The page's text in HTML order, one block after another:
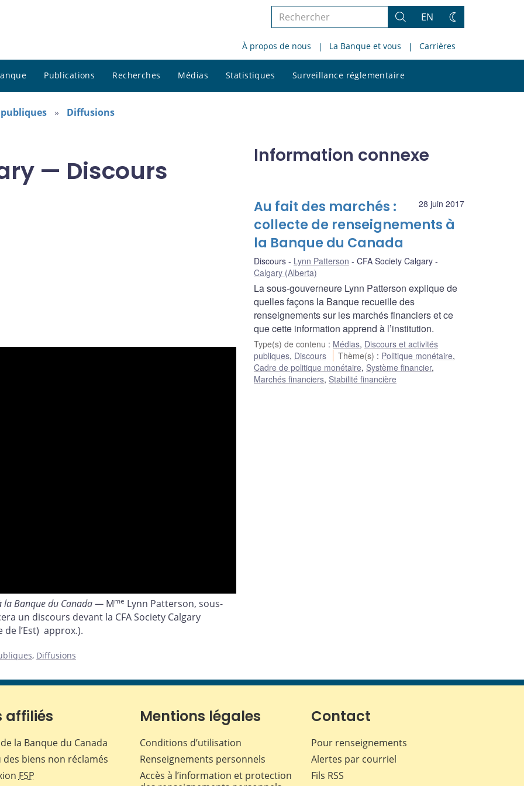
Rechercher
le
site
Rechercher
EN
Changez
thème
À propos de nous La Banque et vous Carrières
Publications Recherches Médias Statistiques Surveillance réglementaire
le
Diffusions
— Discours
la Banque du Canada — Mme Lynn Patterson, sous-
un discours devant la CFA Society Calgary
de l’Est) approx.).
, Diffusions
Information connexe
28 juin 2017
Au fait des marchés :
collecte de renseignements à
la Banque du Canada
Discours Lynn Patterson
CFA Society Calgary
Calgary (Alberta)
La sous-gouverneure Lynn Patterson explique de
quelles façons la Banque recueille des
renseignements sur les marchés financiers et ce
que cette information apprend à l’institution.
Type(s) de contenu : Médias, Discours et activités
publiques, Discours Thème(s) : Politique monétaire,
Cadre de politique monétaire, Système financier,
Marchés financiers, Stabilité financière
affiliés
la Banque du Canada
des biens non réclamés
FSP
Mentions légales
Conditions d’utilisation
Renseignements personnels
Accès à l’information et protection
Contact
Pour renseignements
Alertes par courriel
Fils RSS